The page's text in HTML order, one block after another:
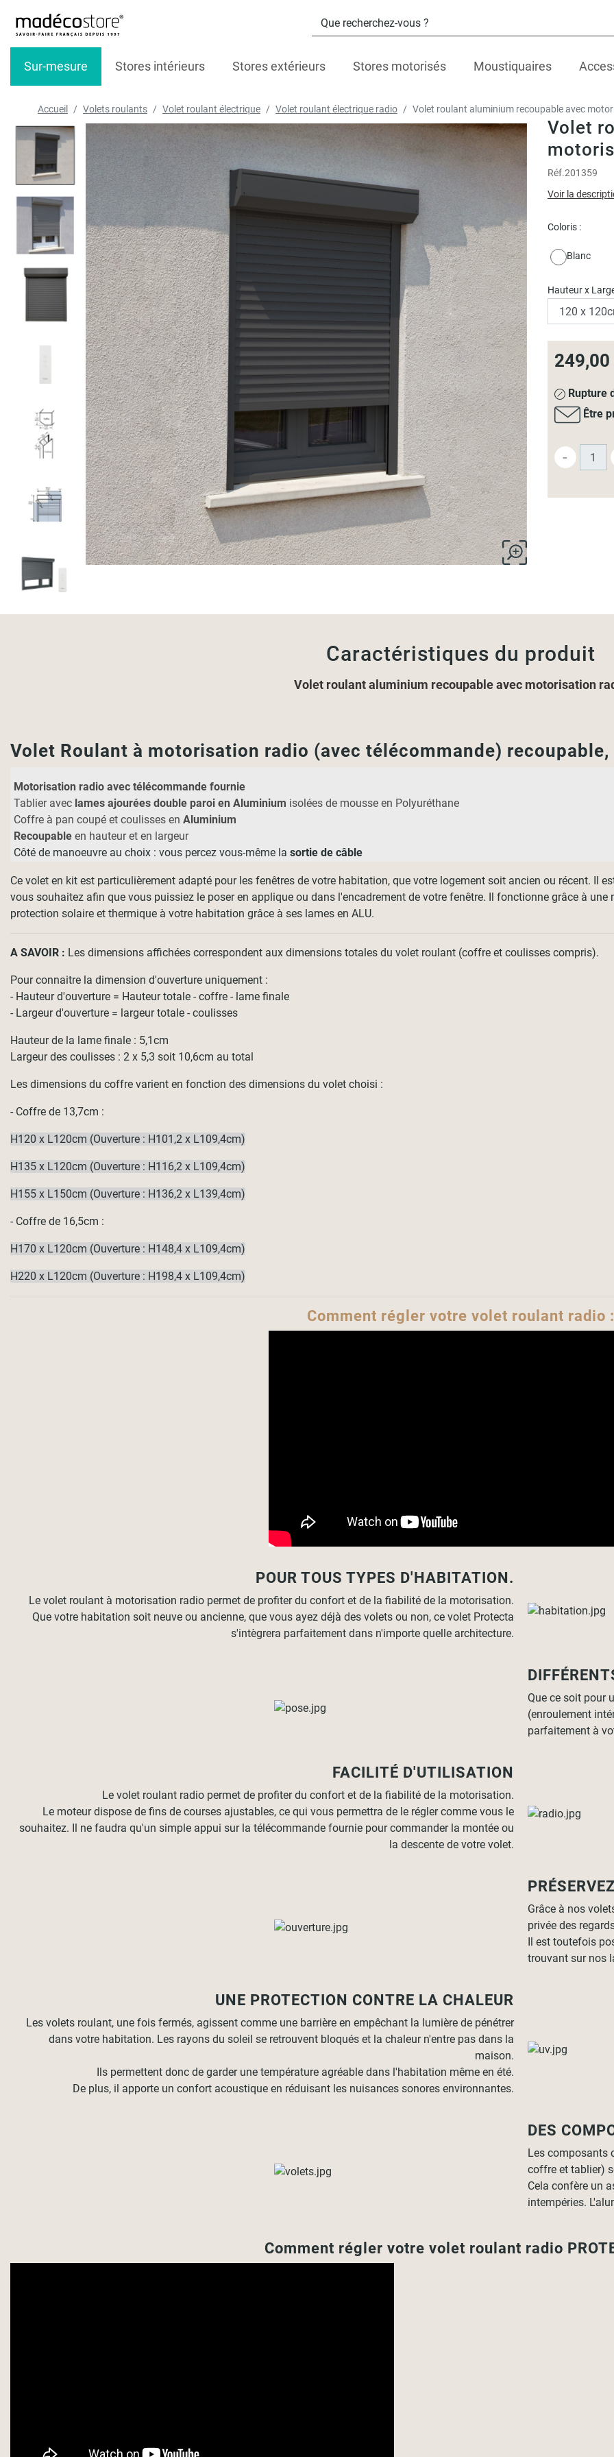
Sur-mesure Stores intérieurs Stores extérieurs Stores motorisés Moustiquaires
Accueil Volets roulants Volet roulant électrique Volet roulant électrique radio Volet roulant aluminium recoupable avec
Volet
Réf.201359
Voir la
Coloris :
Blanc
Hauteur x
249,00
Rupture
Être
-
Caractéristiques du produit
Volet roulant aluminium recoupable avec motorisation
Volet Roulant à motorisation radio (avec télécommande)
Motorisation radio avec télécommande fournie
Tablier avec lames ajourées double paroi en Aluminium isolées de mousse en Polyuréthane
Coffre à pan coupé et coulisses en Aluminium
Recoupable en hauteur et en largeur
Côté de manoeuvre au choix : vous percez vous-même la sortie de câble
Ce volet en kit est particulièrement adapté pour les fenêtres de votre habitation, que votre logement soit ancien ou récent. Il
vous souhaitez afin que vous puissiez le poser en applique ou dans l'encadrement de votre fenêtre. Il fonctionne grâce à
protection solaire et thermique à votre habitation grâce à ses lames en ALU.
A SAVOIR : Les dimensions affichées correspondent aux dimensions totales du volet roulant (coffre et coulisses compris).
Pour connaitre la dimension d'ouverture uniquement :
- Hauteur d'ouverture = Hauteur totale - coffre - lame finale
- Largeur d'ouverture = largeur totale - coulisses
Hauteur de la lame finale : 5,1cm
Largeur des coulisses : 2 x 5,3 soit 10,6cm au total
Les dimensions du coffre varient en fonction des dimensions du volet choisi :
- Coffre de 13,7cm :
H120 x L120cm (Ouverture : H101,2 x L109,4cm)
H135 x L120cm (Ouverture : H116,2 x L109,4cm)
H155 x L150cm (Ouverture : H136,2 x L139,4cm)
- Coffre de 16,5cm :
H170 x L120cm (Ouverture : H148,4 x L109,4cm)
H220 x L120cm (Ouverture : H198,4 x L109,4cm)
Comment régler votre volet roulant radio :
POUR TOUS TYPES D'HABITATION.
Le volet roulant à motorisation radio permet de profiter du confort et de la fiabilité de la motorisation.
Que votre habitation soit neuve ou ancienne, que vous ayez déjà des volets ou non, ce volet Protecta
s'intègrera parfaitement dans n'importe quelle architecture.
Que ce soit pour
(enroulement
parfaitement à
FACILITÉ D'UTILISATION
Le volet roulant radio permet de profiter du confort et de la fiabilité de la motorisation.
Le moteur dispose de fins de courses ajustables, ce qui vous permettra de le régler comme vous le
souhaitez. Il ne faudra qu'un simple appui sur la télécommande fournie pour commander la montée ou
la descente de votre volet.
Grâce à nos
privée des
Il est toutefois
trouvant sur nos
UNE PROTECTION CONTRE LA CHALEUR
Les volets roulant, une fois fermés, agissent comme une barrière en empêchant la lumière de pénétrer
dans votre habitation. Les rayons du soleil se retrouvent bloqués et la chaleur n'entre pas dans la
maison.
Ils permettent donc de garder une température agréable dans l'habitation même en été.
De plus, il apporte un confort acoustique en réduisant les nuisances sonores environnantes.
DES
Les composants
coffre et tablier)
Cela confère un
intempéries.
Comment régler votre volet roulant radio